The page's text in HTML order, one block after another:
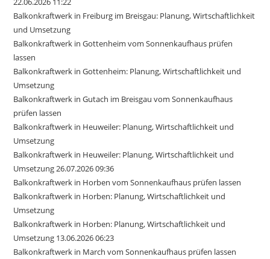
Balkonkraftwerk in Freiburg im Breisgau: Planung, Wirtschaftlichkeit
und Umsetzung
Balkonkraftwerk in Gottenheim vom Sonnenkaufhaus prüfen
lassen
Balkonkraftwerk in Gottenheim: Planung, Wirtschaftlichkeit und
Umsetzung
Balkonkraftwerk in Gutach im Breisgau vom Sonnenkaufhaus
prüfen lassen
Balkonkraftwerk in Heuweiler: Planung, Wirtschaftlichkeit und
Umsetzung
Balkonkraftwerk in Heuweiler: Planung, Wirtschaftlichkeit und
Umsetzung 26.07.2026 09:36
Balkonkraftwerk in Horben vom Sonnenkaufhaus prüfen lassen
Balkonkraftwerk in Horben: Planung, Wirtschaftlichkeit und
Umsetzung
Balkonkraftwerk in Horben: Planung, Wirtschaftlichkeit und
Umsetzung 13.06.2026 06:23
Balkonkraftwerk in March vom Sonnenkaufhaus prüfen lassen